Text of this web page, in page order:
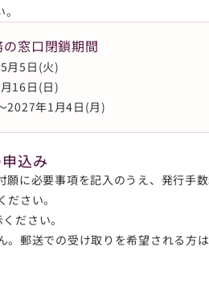
窓口閉鎖期間
月5日(火)
16日(日)
2027年1月4日(月)
込み
願に必要事項を記入のうえ、発行手
さい。
ださい。
。郵送での受け取りを希望される方